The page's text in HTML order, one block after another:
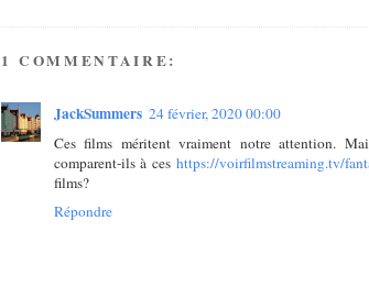
1 COMMENTAIRE:
JackSummers 24 février, 2020 00:00
Ces films méritent vraiment notre attention.
comparent-ils à ces https://voirfilmstreaming.tv/
films?
Répondre